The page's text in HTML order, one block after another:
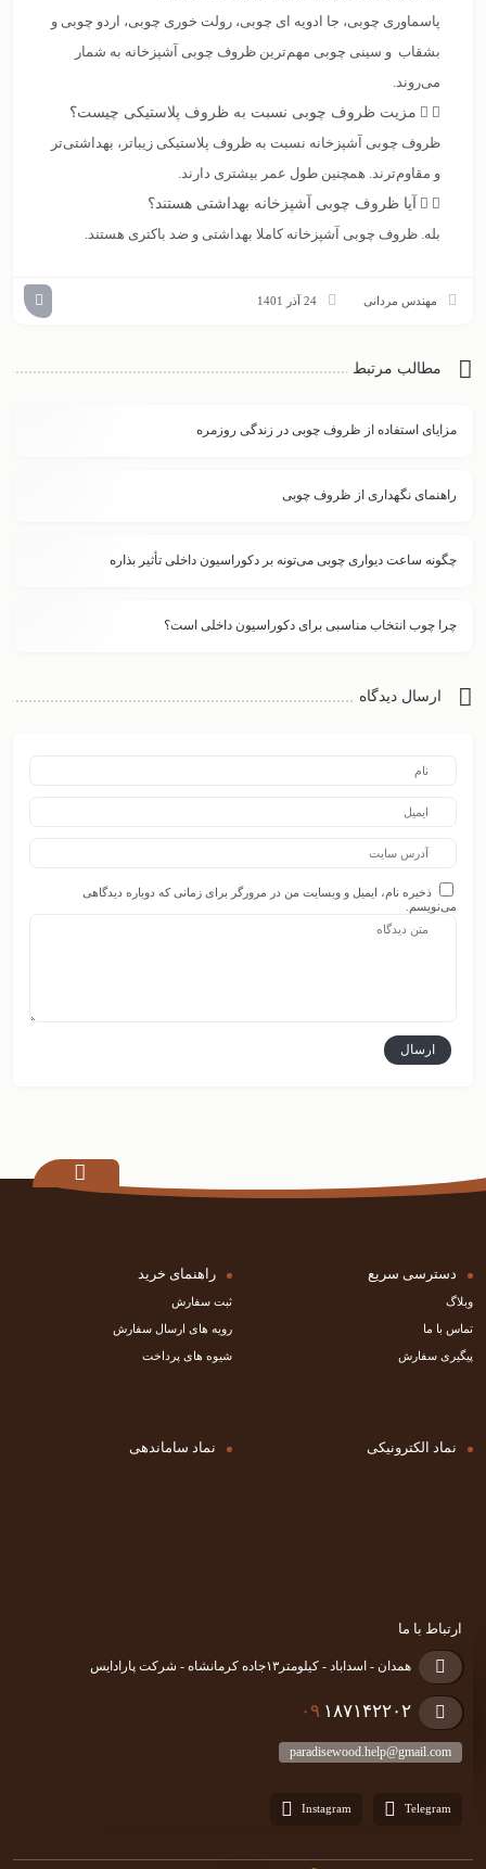
پاسماوری چوبی، جا ادویه ای چوبی، رولت خوری چوبی، اردو چوبی و
بشقاب و سینی چوبی مهم‌ترین ظروف چوبی آشپزخانه به شمار
می‌روند.
مزیت ظروف چوبی نسبت به ظروف پلاستیکی چیست؟
ظروف چوبی آشپزخانه نسبت به ظروف پلاستیکی زیباتر، بهداشتی‌تر
و مقاوم‌ترند. همچنین طول عمر بیشتری دارند.
آیا ظروف چوبی آشپزخانه بهداشتی هستند؟
بله. ظروف چوبی آشپزخانه کاملا بهداشتی و ضد باکتری هستند.
مهندس مردانی 24 آذر 1401
مطالب مرتبط
مزایای استفاده از ظروف چوبی در زندگی روزمره
راهنمای نگهداری از ظروف چوبی
چگونه ساعت دیواری چوبی می‌تونه بر دکوراسیون داخلی تأثیر بذاره
چرا چوب انتخاب مناسبی برای دکوراسیون داخلی است؟
ارسال دیدگاه
ذخیره نام، ایمیل و وبسایت من در مرورگر برای زمانی که دوباره دیدگاهی
می‌نویسم.
دسترسی سریع
وبلاگ
تماس با ما
پیگیری سفارش
راهنمای خرید
ثبت سفارش
رویه های ارسال سفارش
شیوه های پرداخت
نماد الکترونیکی نماد ساماندهی
ارتباط با ما
همدان - اسداباد - کیلومتر۱۳جاده کرمانشاه - شرکت پارادایس
۰۹ ۱۸۷۱۴۲۲۰۲
paradisewood.help@gmail.com
Telegram
Instagram